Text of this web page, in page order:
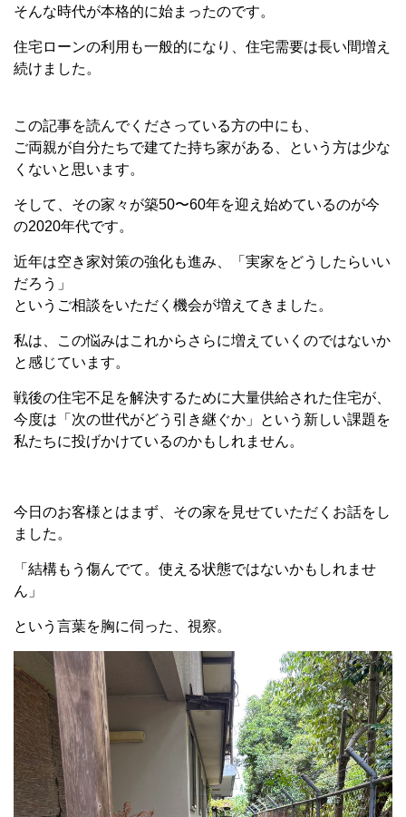
そんな時代が本格的に始まったのです。
住宅ローンの利用も一般的になり、住宅需要は長い間増え
続けました。
この記事を読んでくださっている方の中にも、
ご両親が自分たちで建てた持ち家がある、という方は少な
くないと思います。
そして、その家々が築50〜60年を迎え始めているのが今
の2020年代です。
近年は空き家対策の強化も進み、「実家をどうしたらいい
だろう」
というご相談をいただく機会が増えてきました。
私は、この悩みはこれからさらに増えていくのではないか
と感じています。
戦後の住宅不足を解決するために大量供給された住宅が、
今度は「次の世代がどう引き継ぐか」という新しい課題を
私たちに投げかけているのかもしれません。
今日のお客様とはまず、その家を見せていただくお話をし
ました。
「結構もう傷んでて。使える状態ではないかもしれませ
ん」
という言葉を胸に伺った、視察。